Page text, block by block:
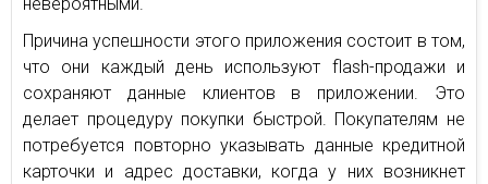
Причина успешности этого приложения состоит в том,
что они каждый день используют flash-продажи и
сохраняют данные клиентов в приложении. Это
делает процедуру покупки быстрой. Покупателям не
потребуется повторно указывать данные кредитной
карточки и адрес доставки, когда у них возникнет